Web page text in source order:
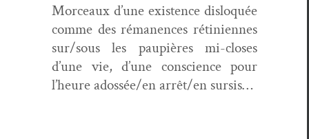
Morceaux d’une exis­tence dis­lo­quée
comme des réma­nences rétini­ennes
sur/sous les paupières mi-clos­es
d’une vie, d’une con­science pour
l’heure adossée/en arrêt/en sursis…